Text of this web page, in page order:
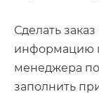
Сделать
информацию
менеджера
заполнить